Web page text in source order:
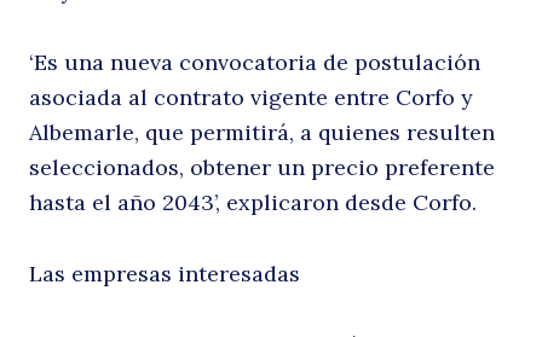
‘Es una nueva convocatoria de postulación
asociada al contrato vigente entre Corfo y
Albemarle, que permitirá, a quienes resulten
seleccionados, obtener un precio preferente
hasta el año 2043’, explicaron desde Corfo.
Las empresas interesadas